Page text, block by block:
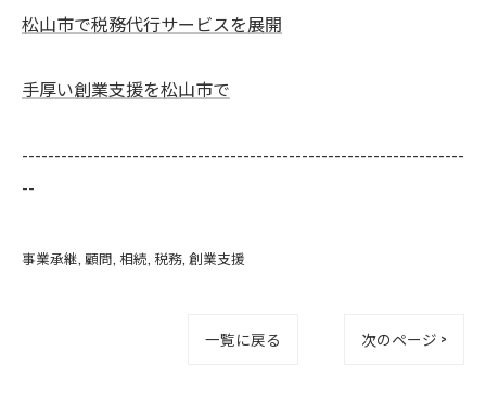
松山市で税務代行サービスを展開
手厚い創業支援を松山市で
--------------------------------------------------------------------
--
事業承継 顧問 相続 税務 創業支援
一覧に戻る 次のページ >